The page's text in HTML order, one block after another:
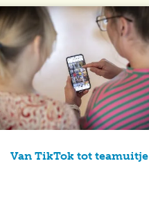
Van TikTok tot teamuitje